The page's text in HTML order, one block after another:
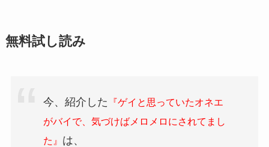
無料試し読み
今、紹介した 『ゲイと思っていたオネエ
がバイで、気づけばメロメロにされてまし
た』 は、